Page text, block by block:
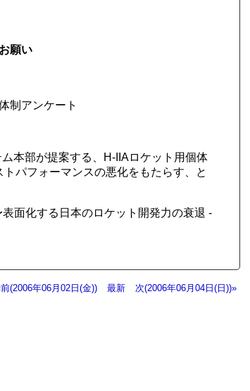
願い
制アンケート
本部が提案する、H-IIAロケット用個体
パフォーマンスの悪化をもたらす、と
面化する日本のロケット開発力の衰退 -
(2006年06月02日(金)) 最新 次(2006年06月04日(日))»